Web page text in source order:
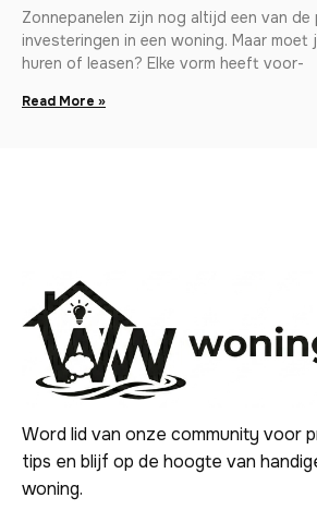
Zonnepanelen zijn nog altijd een van de
investeringen in een woning. Maar moet
huren of leasen? Elke vorm heeft voor-
Read More »
Word lid van onze community voor
tips en blijf op de hoogte van
woning.